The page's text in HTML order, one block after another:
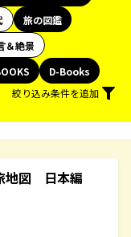
旅の図鑑
＆絶景
D-Books
絞り込み条件を追加
地図 日本編